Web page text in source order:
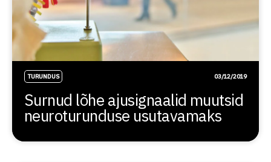
TURUNDUS 03/12/2019
Surnud lõhe ajusignaalid muutsid
neuroturunduse usutavamaks